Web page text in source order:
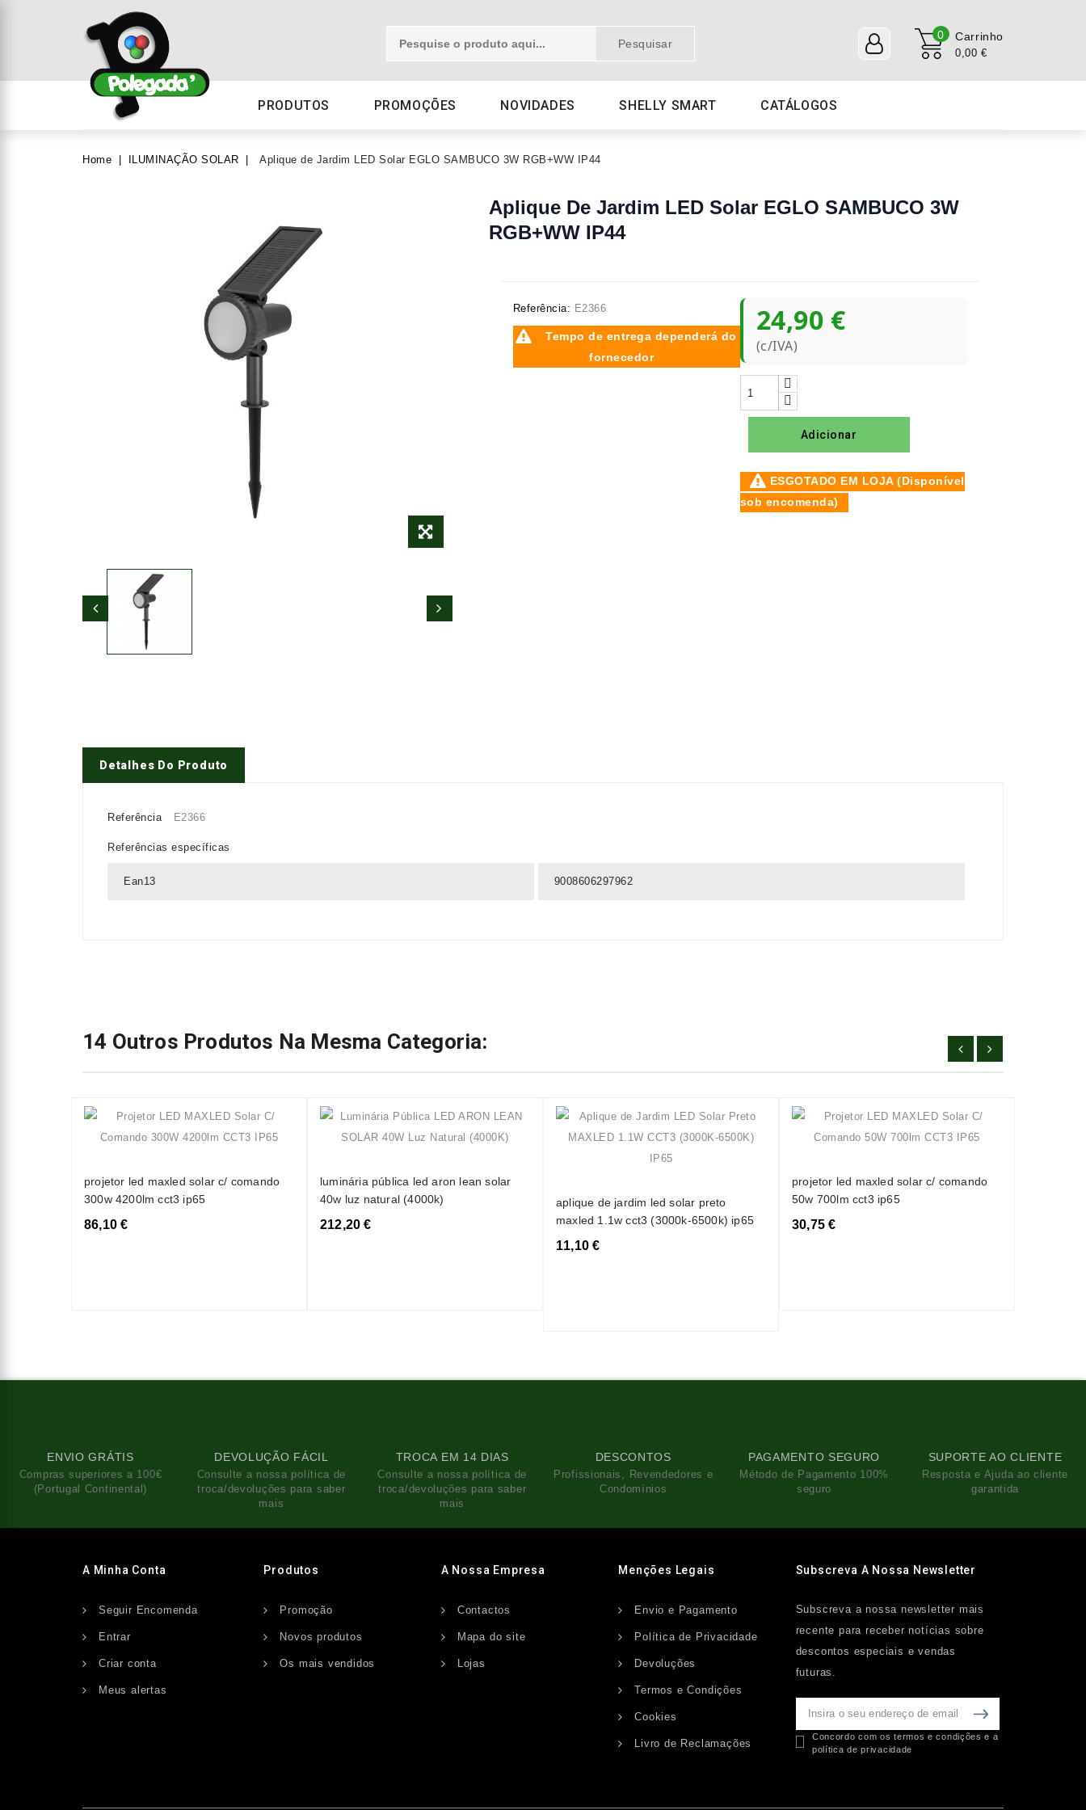
Carrinho
0,00 €
0
Pesquisar
PRODUTOS PROMOÇÕES NOVIDADES SHELLY SMART CATÁLOGOS
Home ILUMINAÇÃO SOLAR Aplique de Jardim LED Solar EGLO SAMBUCO 3W RGB+WW IP44
Aplique De Jardim LED Solar EGLO SAMBUCO 3W
RGB+WW IP44
Referência: E2366
Tempo de entrega dependerá do
fornecedor
24,90 €
(c/IVA)
Adicionar
ESGOTADO EM LOJA (Disponível
sob encomenda)
Detalhes Do Produto
Referência E2366
Referências específicas
Ean13 9008606297962
14 Outros Produtos Na Mesma Categoria:
projetor led maxled solar c/ comando
300w 4200lm cct3 ip65
86,10 €
luminária pública led aron lean solar
40w luz natural (4000k)
212,20 €
aplique de jardim led solar preto
maxled 1.1w cct3 (3000k-6500k) ip65
11,10 €
projetor led maxled solar c/ comando
50w 700lm cct3 ip65
30,75 €
ENVIO GRÁTIS
Compras superiores a 100€
(Portugal Continental)
DEVOLUÇÃO FÁCIL
Consulte a nossa política de
troca/devoluções para saber
mais
TROCA EM 14 DIAS
Consulte a nossa política de
troca/devoluções para saber
mais
DESCONTOS
Profissionais, Revendedores e
Condomínios
PAGAMENTO SEGURO
Método de Pagamento 100%
seguro
SUPORTE AO CLIENTE
Resposta e Ajuda ao cliente
garantida
A Minha Conta
Seguir Encomenda
Entrar
Criar conta
Meus alertas
Produtos
Promoção
Novos produtos
Os mais vendidos
A Nossa Empresa
Contactos
Mapa do site
Lojas
Menções Legais
Envio e Pagamento
Política de Privacidade
Devoluções
Termos e Condições
Cookies
Livro de Reclamações
Subscreva A Nossa Newsletter
Subscreva a nossa newsletter mais
recente para receber notícias sobre
descontos especiais e vendas
futuras.
Concordo com os termos e condições e a
política de privacidade